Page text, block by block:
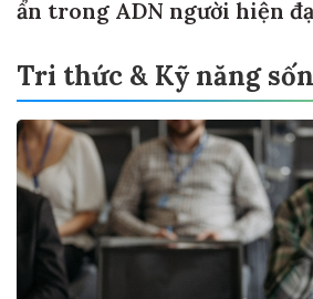
ẩn trong ADN người hiện
Tri thức & Kỹ năng